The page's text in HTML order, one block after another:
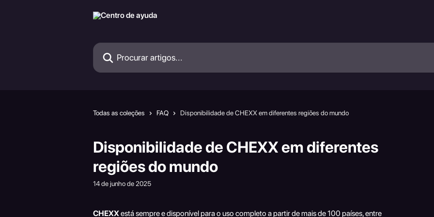
Procurar artigos...
Todas as coleções FAQ Disponibilidade de CHEXX em diferentes regiões do mundo
Disponibilidade de CHEXX em diferentes
regiões do mundo
14 de junho de 2025
CHEXX está sempre e disponível para o uso completo a partir de mais de 100 países, entre